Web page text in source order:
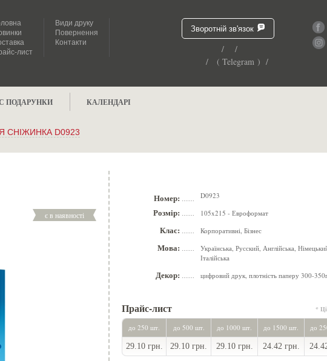
Зворотній зв'язок
/ /
/ ( Telegram ) /
лист
Види друку
Повернення
Контакти
ПОДАРУНКИ КАЛЕНДАРІ
СНІЖИНКА D0923
є в наявності
Номер: D0923
Розмір: 105x215 - Евроформат
Клас: Корпоративні, Бізнес
Мова:
Українська, Русский, Англійська,
Італійська
Декор: цифровий друк, плотність паперу 300-
Прайс-лист *
до 250 шт. до 500 шт. до 1000 шт. до 1500 шт. до
29.10 грн. 29.10 грн. 29.10 грн. 24.42 грн.